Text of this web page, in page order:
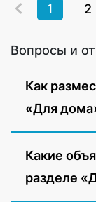
1 2
Вопросы и
Как
«Для
Какие
разделе